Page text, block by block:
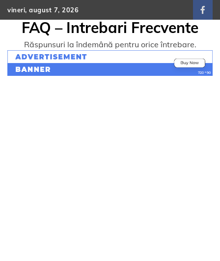
Skip
to
content
vineri, august 7, 2026
FAQ – Intrebari Frecvente
Răspunsuri la îndemână pentru orice întrebare.